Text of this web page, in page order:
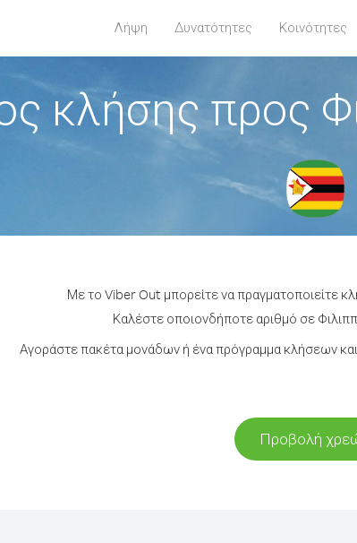
Λήψη Δυνατότητες Κοινότητες
κλήσης προς
Με το Viber Out μπορείτε να πραγματοποιείτε
Καλέστε οποιονδήποτε αριθμό σε
Αγοράστε πακέτα μονάδων ή ένα πρόγραμμα κλήσεων
Προβολή